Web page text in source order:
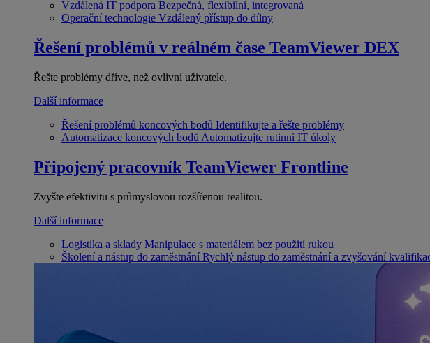
Vzdálená IT podpora Bezpečná, flexibilní, integrovaná
Operační technologie Vzdálený přístup do dílny
Řešení problémů v reálném čase TeamViewer DEX
Řešte problémy dříve, než ovlivní uživatele.
Další informace
Řešení problémů koncových bodů Identifikujte a řešte problémy
Automatizace koncových bodů Automatizujte rutinní IT úkoly
Připojený pracovník TeamViewer Frontline
Zvyšte efektivitu s průmyslovou rozšířenou realitou.
Další informace
Logistika a sklady Manipulace s materiálem bez použití rukou
Školení a nástup do zaměstnání Rychlý nástup do zaměstnání a zvyšování